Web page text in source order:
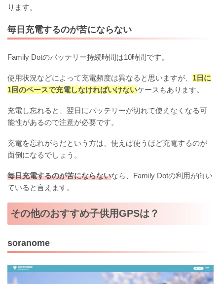
ります。
毎日充電するのが苦にならない
Family Dotのバッテリー持続時間は10時間です。
使用状況などによって充電頻度は異なると思いますが、 1日に
1回のペースで充電しなければいけないケースもあります。
充電し忘れると、翌日にバッテリーが切れて使えなくなる可
能性があるので注意が必要です。
充電を忘れがちだという方は、使えば使うほど充電するのが
面倒になるでしょう。
毎日充電するのが苦にならないなら、Family Dotの利用が向い
ていると言えます。
その他のおすすめ子供用GPSは？
soranome